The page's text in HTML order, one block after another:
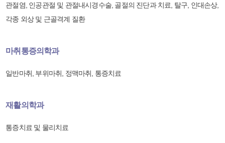
관절염, 인공관절 및 관절내시경수술, 골절의 진단과 치료, 탈구, 인대손상,
각종 외상 및 근골격계 질환
마취통증의학과
일반마취, 부위마취, 정맥마취, 통증치료
재활의학과
통증치료 및 물리치료